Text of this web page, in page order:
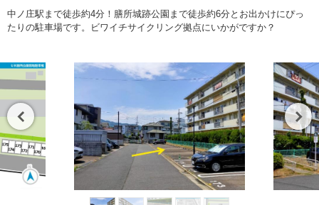
中ノ庄駅まで徒歩約4分！膳所城跡公園まで徒歩約6分とお出かけにぴっ
たりの駐車場です。ビワイチサイクリング拠点にいかがですか？